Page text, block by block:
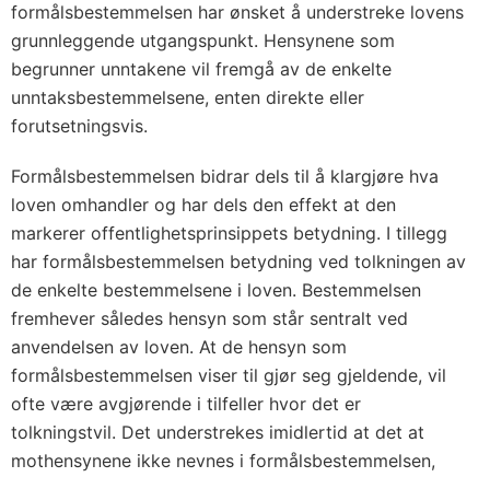
formålsbestemmelsen har ønsket å understreke lovens
grunnleggende utgangspunkt. Hensynene som
begrunner unntakene vil fremgå av de enkelte
unntaksbestemmelsene, enten direkte eller
forutsetningsvis.
Formålsbestemmelsen bidrar dels til å klargjøre hva
loven omhandler og har dels den effekt at den
markerer offentlighetsprinsippets betydning. I tillegg
har formålsbestemmelsen betydning ved tolkningen av
de enkelte bestemmelsene i loven. Bestemmelsen
fremhever således hensyn som står sentralt ved
anvendelsen av loven. At de hensyn som
formålsbestemmelsen viser til gjør seg gjeldende, vil
ofte være avgjørende i tilfeller hvor det er
tolkningstvil. Det understrekes imidlertid at det at
mothensynene ikke nevnes i formålsbestemmelsen,